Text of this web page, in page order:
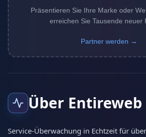
Präsentieren Sie Ihre Marke oder
erreichen Sie Tausende neuer
Partner werden →
Über
Service-Überwachung in Echtzeit für